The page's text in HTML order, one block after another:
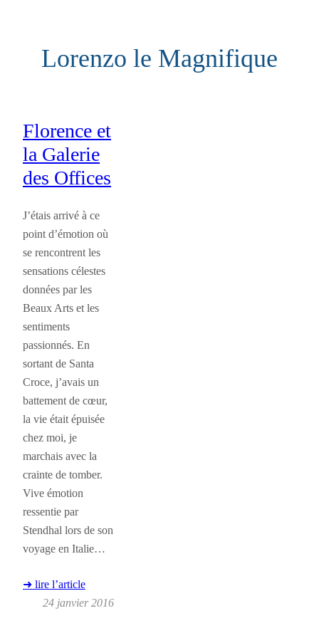
Lorenzo le Magnifique
Florence et
la Galerie
des Offices
J’étais arrivé à ce
point d’émotion où
se rencontrent les
sensations célestes
données par les
Beaux Arts et les
sentiments
passionnés. En
sortant de Santa
Croce, j’avais un
battement de cœur,
la vie était épuisée
chez moi, je
marchais avec la
crainte de tomber.
Vive émotion
ressentie par
Stendhal lors de son
voyage en Italie…
➜ lire l’article
24 janvier 2016